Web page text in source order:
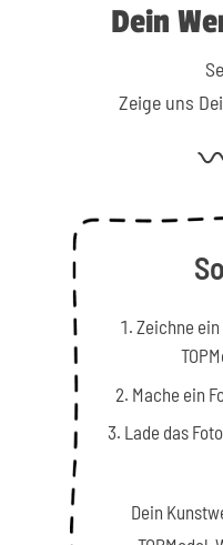
Dein
Zeige uns
Zeichne
Mache ein
Lade das
Dein